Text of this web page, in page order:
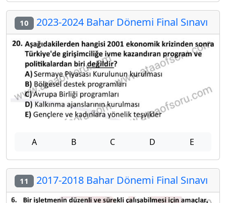
10 2023-2024 Bahar Dönemi Final Sınavı
A B C D E
11 2017-2018 Bahar Dönemi Final Sınavı